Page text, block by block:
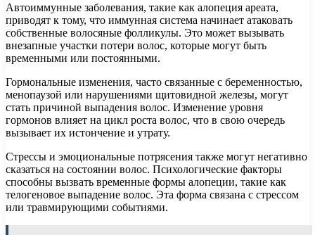
Автоиммунные заболевания, такие как алопеция ареата,
приводят к тому, что иммунная система начинает атаковать
собственные волосяные фолликулы. Это может вызывать
внезапные участки потери волос, которые могут быть
временными или постоянными.
Гормональные изменения, часто связанные с беременностью,
менопаузой или нарушениями щитовидной железы, могут
стать причиной выпадения волос. Изменение уровня
гормонов влияет на цикл роста волос, что в свою очередь
вызывает их истончение и утрату.
Стрессы и эмоциональные потрясения также могут негативно
сказаться на состоянии волос. Психологические факторы
способны вызвать временные формы алопеции, такие как
телогеновое выпадение волос. Эта форма связана с стрессом
или травмирующими событиями.